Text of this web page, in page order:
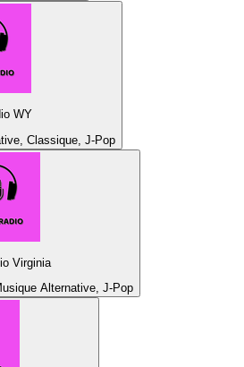
WY
Classique, J-Pop
Virginia
Alternative, J-Pop